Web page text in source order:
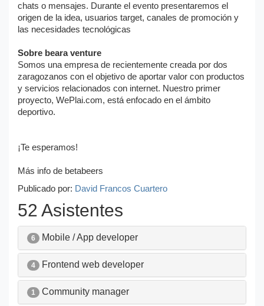
chats o mensajes. Durante el evento presentaremos el
origen de la idea, usuarios target, canales de promoción y
las necesidades tecnológicas
Sobre beara venture
Somos una empresa de recientemente creada por dos
zaragozanos con el objetivo de aportar valor con productos
y servicios relacionados con internet. Nuestro primer
proyecto, WePlai.com, está enfocado en el ámbito
deportivo.
¡Te esperamos!
Más info de betabeers
Publicado por: David Francos Cuartero
52 Asistentes
6 Mobile / App developer
4 Frontend web developer
1 Community manager